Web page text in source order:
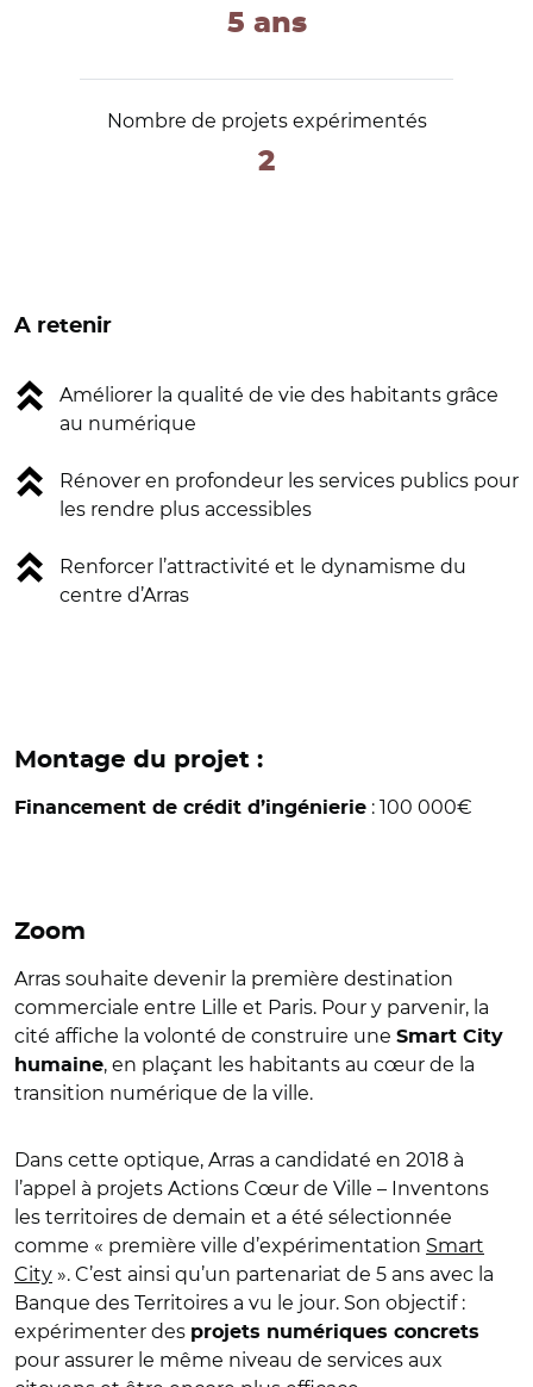
5 ans
Nombre de projets expérimentés
2
A retenir
Améliorer la qualité de vie des habitants grâce
au numérique
Rénover en profondeur les services publics pour
les rendre plus accessibles
Renforcer l’attractivité et le dynamisme du
centre d’Arras
Montage du projet :
Financement de crédit d’ingénierie : 100 000€
Zoom
Arras souhaite devenir la première destination
commerciale entre Lille et Paris. Pour y parvenir, la
cité affiche la volonté de construire une Smart City
humaine, en plaçant les habitants au cœur de la
transition numérique de la ville.
Dans cette optique, Arras a candidaté en 2018 à
l’appel à projets Actions Cœur de Ville – Inventons
les territoires de demain et a été sélectionnée
comme « première ville d’expérimentation Smart
City ». C’est ainsi qu’un partenariat de 5 ans avec la
Banque des Territoires a vu le jour. Son objectif :
expérimenter des projets numériques concrets
pour assurer le même niveau de services aux